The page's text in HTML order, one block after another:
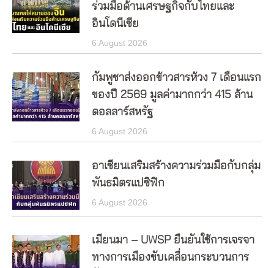
ร่วมมือด้านเศรษฐกิจกับไทยและ
อินโดนีเซีย
6 August 2026
กัมพูชาส่งออกข้าวสารห้วง 7 เดือนแรก
ของปี 2569 มูลค่ามากกว่า 415 ล้าน
ดอลลาร์สหรัฐ
6 August 2026
อาเซียนเสริมสร้างความร่วมมือกับกลุ่ม
พันธมิตรแปซิฟิก
6 August 2026
เมียนมา – UWSP ยืนยันใช้การเจรจา
ทางการเมืองขับเคลื่อนกระบวนการ